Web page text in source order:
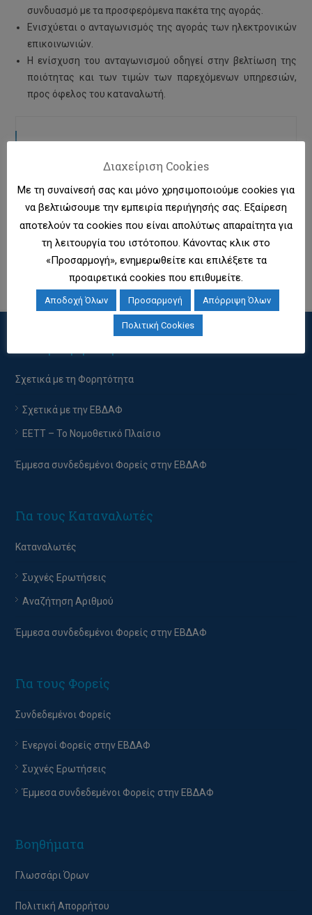
συνδυασμό με τα προσφερόμενα πακέτα της αγοράς.
Ενισχύεται ο ανταγωνισμός της αγοράς των ηλεκτρονικών
επικοινωνιών.
Η ενίσχυση του ανταγωνισμού οδηγεί στην βελτίωση της
ποιότητας και των τιμών των παρεχόμενων υπηρεσιών,
προς όφελος του καταναλωτή.
Γνωρίστε σχετικά
Συχνές Ερωτήσεις
Αναζήτηση Αριθμού
Πολιτική Cookies
Σχετικά με τη Φορητότητα
Σχετικά με την ΕΒΔΑΦ
EETT – Το Νομοθετικό Πλαίσιο
Έμμεσα συνδεδεμένοι Φορείς στην ΕΒΔΑΦ
Για τους Καταναλωτές
Καταναλωτές
Συχνές Ερωτήσεις
Αναζήτηση Αριθμού
Έμμεσα συνδεδεμένοι Φορείς στην ΕΒΔΑΦ
Για τους Φορείς
Συνδεδεμένοι Φορείς
Ενεργοί Φορείς στην ΕΒΔΑΦ
Συχνές Ερωτήσεις
Έμμεσα συνδεδεμένοι Φορείς στην ΕΒΔΑΦ
Βοηθήματα
Γλωσσάρι Όρων
Πολιτική Απορρήτου
Διαχείριση Cookies
Με τη συναίνεσή σας και μόνο χρησιμοποιούμε cookies για
να βελτιώσουμε την εμπειρία περιήγησής σας. Εξαίρεση
αποτελούν τα cookies που είναι απολύτως απαραίτητα για
τη λειτουργία του ιστότοπου. Κάνοντας κλικ στο
«Προσαρμογή», ενημερωθείτε και επιλέξετε τα
προαιρετικά cookies που επιθυμείτε.
Αποδοχή Όλων Προσαρμογή Απόρριψη Όλων
Πολιτική Cookies